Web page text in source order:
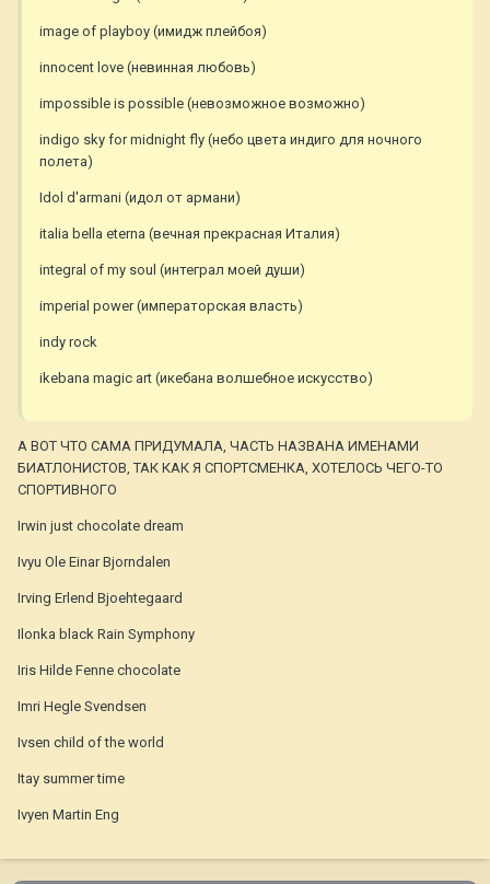
image of playboy (имидж плейбоя)
innocent love (невинная любовь)
impossible is possible (невозможное возможно)
indigo sky for midnight fly (небо цвета индиго для ночного
полета)
Idol d'armani (идол от армани)
italia bella eterna (вечная прекрасная Италия)
integral of my soul (интеграл моей души)
imperial power (императорская власть)
indy rock
ikebana magic art (икебана волшебное искусство)
А ВОТ ЧТО САМА ПРИДУМАЛА, ЧАСТЬ НАЗВАНА ИМЕНАМИ
БИАТЛОНИСТОВ, ТАК КАК Я СПОРТСМЕНКА, ХОТЕЛОСЬ ЧЕГО-ТО
СПОРТИВНОГО
Irwin just chocolate dream
Ivyu Ole Einar Bjorndalen
Irving Erlend Bjoehtegaard
Ilonka black Rain Symphony
Iris Hilde Fenne chocolate
Imri Hegle Svendsen
Ivsen child of the world
Itay summer time
Ivyen Martin Eng